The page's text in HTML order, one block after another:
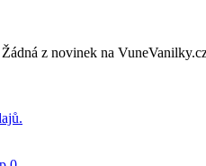
z novinek na